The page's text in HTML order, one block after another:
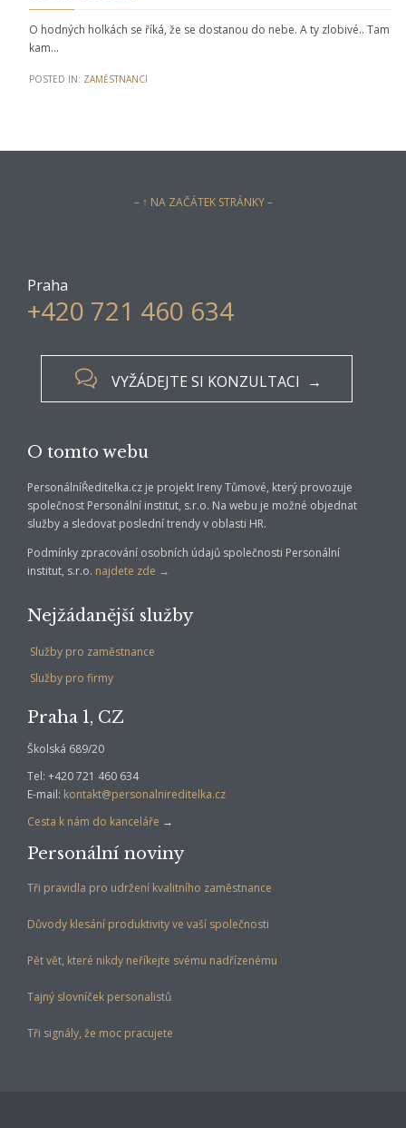
O hodných holkách se říká, že se dostanou do nebe. A ty zlobivé.. Tam
kam…
POSTED IN: ZAMĚSTNANCI
– ↑ NA ZAČÁTEK STRÁNKY –
Praha
+420 721 460 634
 VYŽÁDEJTE SI KONZULTACI →
O tomto webu
PersonálníŘeditelka.cz je projekt Ireny Tůmové, který provozuje
společnost Personální institut, s.r.o. Na webu je možné objednat
služby a sledovat poslední trendy v oblasti HR.
Podmínky zpracování osobních údajů společnosti Personální
institut, s.r.o. najdete zde →
Nejžádanější služby
Služby pro zaměstnance
Služby pro firmy
Praha 1, CZ
Školská 689/20
Tel: +420 721 460 634
E-mail: kontakt@personalnireditelka.cz
Cesta k nám do kanceláře →
Personální noviny
Tři pravidla pro udržení kvalitního zaměstnance
Důvody klesání produktivity ve vaší společnosti
Pět vět, které nikdy neříkejte svému nadřízenému
Tajný slovníček personalistů
Tři signály, že moc pracujete